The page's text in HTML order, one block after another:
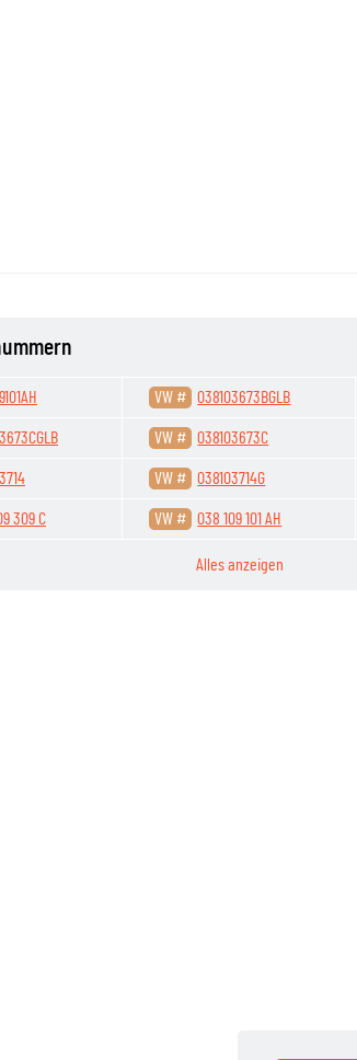
VW # 038103673BGLB
VW # 038103673C
VW # 038103714G
309 C VW # 038 109 101 AH
Alles anzeigen